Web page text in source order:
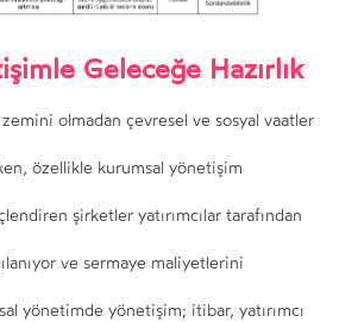
Geleceğe Hazırlık
olmadan çevresel ve sosyal vaatler
özellikle kurumsal yönetişim
şirketler yatırımcılar tarafından
ve sermaye maliyetlerini
yönetimde yönetişim; itibar, yatırımcı